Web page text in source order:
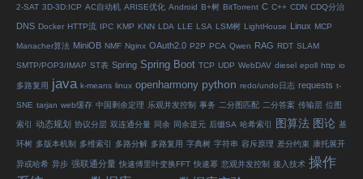
2-SAT 3D-3D:ICP AC自动机 ARISE优化 Android B+树 BitTorrent C C++ CDN CDQ分治
DNS Docker HTTP流 IPC KMP KNN LDA LLE LSA LSM树 LightHouse Linux MCP
Manacher算法 MiniOB NMF Nginx OAuth2.0 P2P PCA Qwen RAG RDT SLAM
SMTP/POP3/IMAP ST表 Spring Spring Boot TCP UDP WebDAV diesel epoll http io
多路复用 java k-means linux openharmony python redo/undo日志 requests t-
SNE tarjan web缓存 中国剩余定理 乐观并发控制 事务 二分图匹配 二分答案 传输层 位图
索引 动态规划 协议分层 双连通分量 同余 同余逆元 后缀SA 哈希索引 图算法 图论 基
环树 多版本机制 多维索引 多路分解 多路复用 字典树 字符串 容斥原理 差分约束 康托展开
异或哈希 异步 强联通分量 快速傅里叶变换FFT 快速幂 悲观并发控制 接入技术 操作